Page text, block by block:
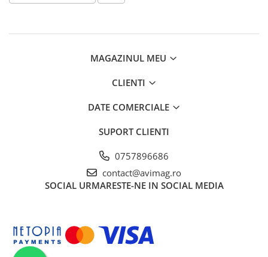
MAGAZINUL MEU
CLIENTI
DATE COMERCIALE
SUPORT CLIENTI
0757896686
contact@avimag.ro
SOCIAL URMARESTE-NE IN SOCIAL MEDIA